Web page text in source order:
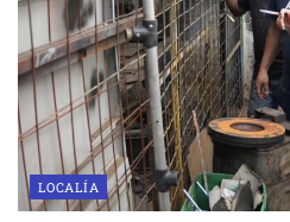
LOCALÍA